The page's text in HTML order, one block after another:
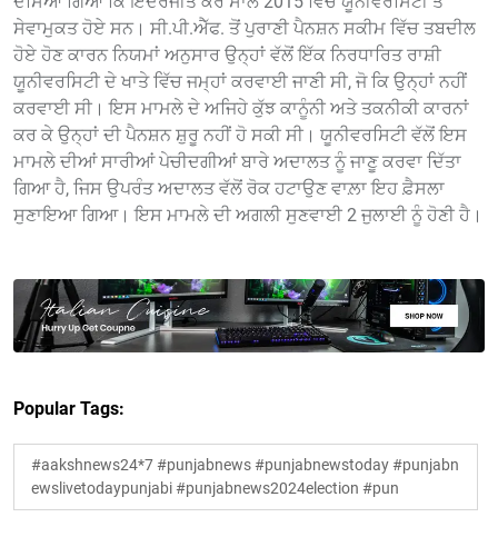
ਸੇਵਾਮੁਕਤ ਹੋਏ ਸਨ। ਸੀ.ਪੀ.ਐੱਫ. ਤੋਂ ਪੁਰਾਣੀ ਪੈਨਸ਼ਨ ਸਕੀਮ ਵਿੱਚ ਤਬਦੀਲ
ਹੋਏ ਹੋਣ ਕਾਰਨ ਨਿਯਮਾਂ ਅਨੁਸਾਰ ਉਨ੍ਹਾਂ ਵੱਲੋਂ ਇੱਕ ਨਿਰਧਾਰਿਤ ਰਾਸ਼ੀ
ਯੂਨੀਵਰਸਿਟੀ ਦੇ ਖਾਤੇ ਵਿੱਚ ਜਮ੍ਹਾਂ ਕਰਵਾਈ ਜਾਣੀ ਸੀ, ਜੋ ਕਿ ਉਨ੍ਹਾਂ ਨਹੀਂ
ਕਰਵਾਈ ਸੀ। ਇਸ ਮਾਮਲੇ ਦੇ ਅਜਿਹੇ ਕੁੱਝ ਕਾਨੂੰਨੀ ਅਤੇ ਤਕਨੀਕੀ ਕਾਰਨਾਂ
ਕਰ ਕੇ ਉਨ੍ਹਾਂ ਦੀ ਪੈਨਸ਼ਨ ਸ਼ੁਰੂ ਨਹੀਂ ਹੋ ਸਕੀ ਸੀ। ਯੂਨੀਵਰਸਿਟੀ ਵੱਲੋਂ ਇਸ
ਮਾਮਲੇ ਦੀਆਂ ਸਾਰੀਆਂ ਪੇਚੀਦਗੀਆਂ ਬਾਰੇ ਅਦਾਲਤ ਨੂੰ ਜਾਣੂ ਕਰਵਾ ਦਿੱਤਾ
ਗਿਆ ਹੈ, ਜਿਸ ਉਪਰੰਤ ਅਦਾਲਤ ਵੱਲੋਂ ਰੋਕ ਹਟਾਉਣ ਵਾਲ਼ਾ ਇਹ ਫ਼ੈਸਲਾ
ਸੁਣਾਇਆ ਗਿਆ। ਇਸ ਮਾਮਲੇ ਦੀ ਅਗਲੀ ਸੁਣਵਾਈ 2 ਜੁਲਾਈ ਨੂੰ ਹੋਣੀ ਹੈ।
Popular Tags:
#aakshnews24*7 #punjabnews #punjabnewstoday #punjabn
ewslivetodaypunjabi #punjabnews2024election #pun